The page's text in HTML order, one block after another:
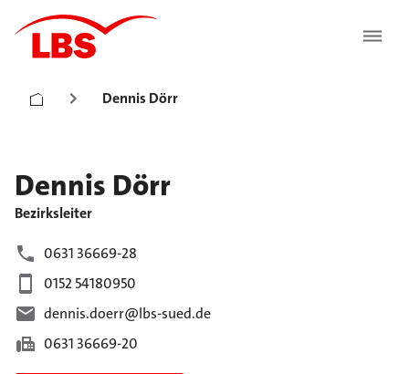
Dennis Dörr
Dennis Dörr
Bezirksleiter
0631 36669-28
0152 54180950
dennis.doerr@lbs-sued.de
0631 36669-20